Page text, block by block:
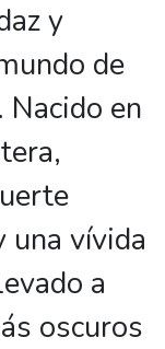
y
de
en
una vívida
a
oscuros